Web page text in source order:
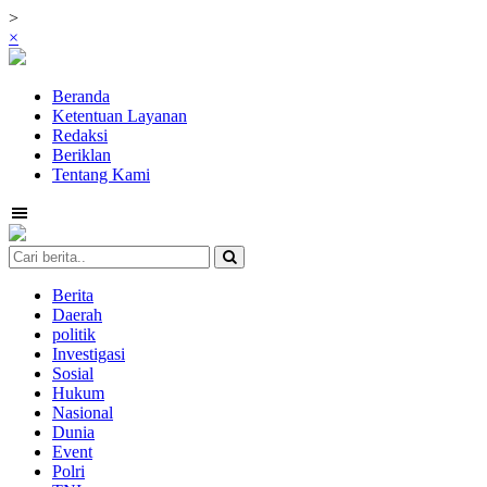
>
×
Beranda
Ketentuan Layanan
Redaksi
Beriklan
Tentang Kami
Berita
Daerah
politik
Investigasi
Sosial
Hukum
Nasional
Dunia
Event
Polri